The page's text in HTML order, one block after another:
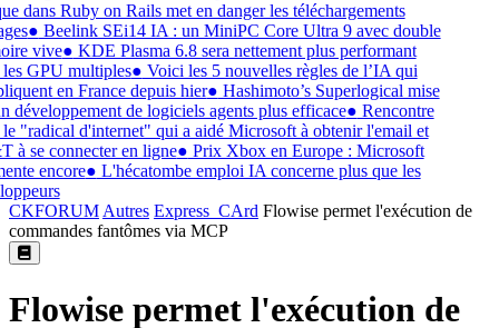
dans Ruby on Rails met en danger les téléchargements
●Beelink SEi14 IA : un MiniPC Core Ultra 9 avec double
vive●KDE Plasma 6.8 sera nettement plus performant
GPU multiples●Voici les 5 nouvelles règles de l’IA qui
en France depuis hier●Hashimoto’s Superlogical mise
développement de logiciels agents plus efficace●Rencontre
"radical d'internet" qui a aidé Microsoft à obtenir l'email et
à se connecter en ligne●Prix Xbox en Europe : Microsoft
encore●L'hécatombe emploi IA concerne plus que les
CKFORUMAutres Express_CArd Flowise permet l'exécution de
commandes fantômes via MCP
Flowise permet l'exécution de